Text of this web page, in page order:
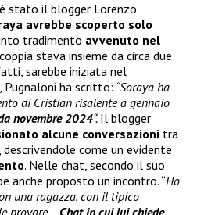
stato il blogger Lorenzo
avrebbe scoperto solo
tradimento avvenuto nel
stava insieme da circa due
sarebbe iniziata nel
Pugnaloni ha scritto: “Soraya ha
di Cristian risalente a gennaio
novembre 2024“. Il blogger
alcune conversazioni tra
descrivendole come un evidente
. Nelle chat, secondo il suo
anche proposto un incontro. “Ho
una ragazza, con il tipico